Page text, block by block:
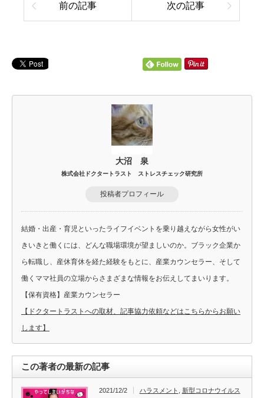
前の記事 次の記事
大沼 泉
株式会社ドクタートラスト ストレスチェック研究所
投稿者プロフィール
結婚・出産・育児といったライフイベントを乗り越えながら女性がい
きいきと働くには、どんな職場環境が望ましいのか。ブラック企業か
ら転職し、産休育休を経た経験をもとに、産業カウンセラー、そして
働くママ社員の立場からさまざまな情報をお伝えしてまいります。
【保有資格】産業カウンセラー
【ドクタートラストへの取材、記事協力依頼などはこちらからお願い
します】
この著者の最新の記事
2021/12/2 ハラスメント 新型コロナウイルス